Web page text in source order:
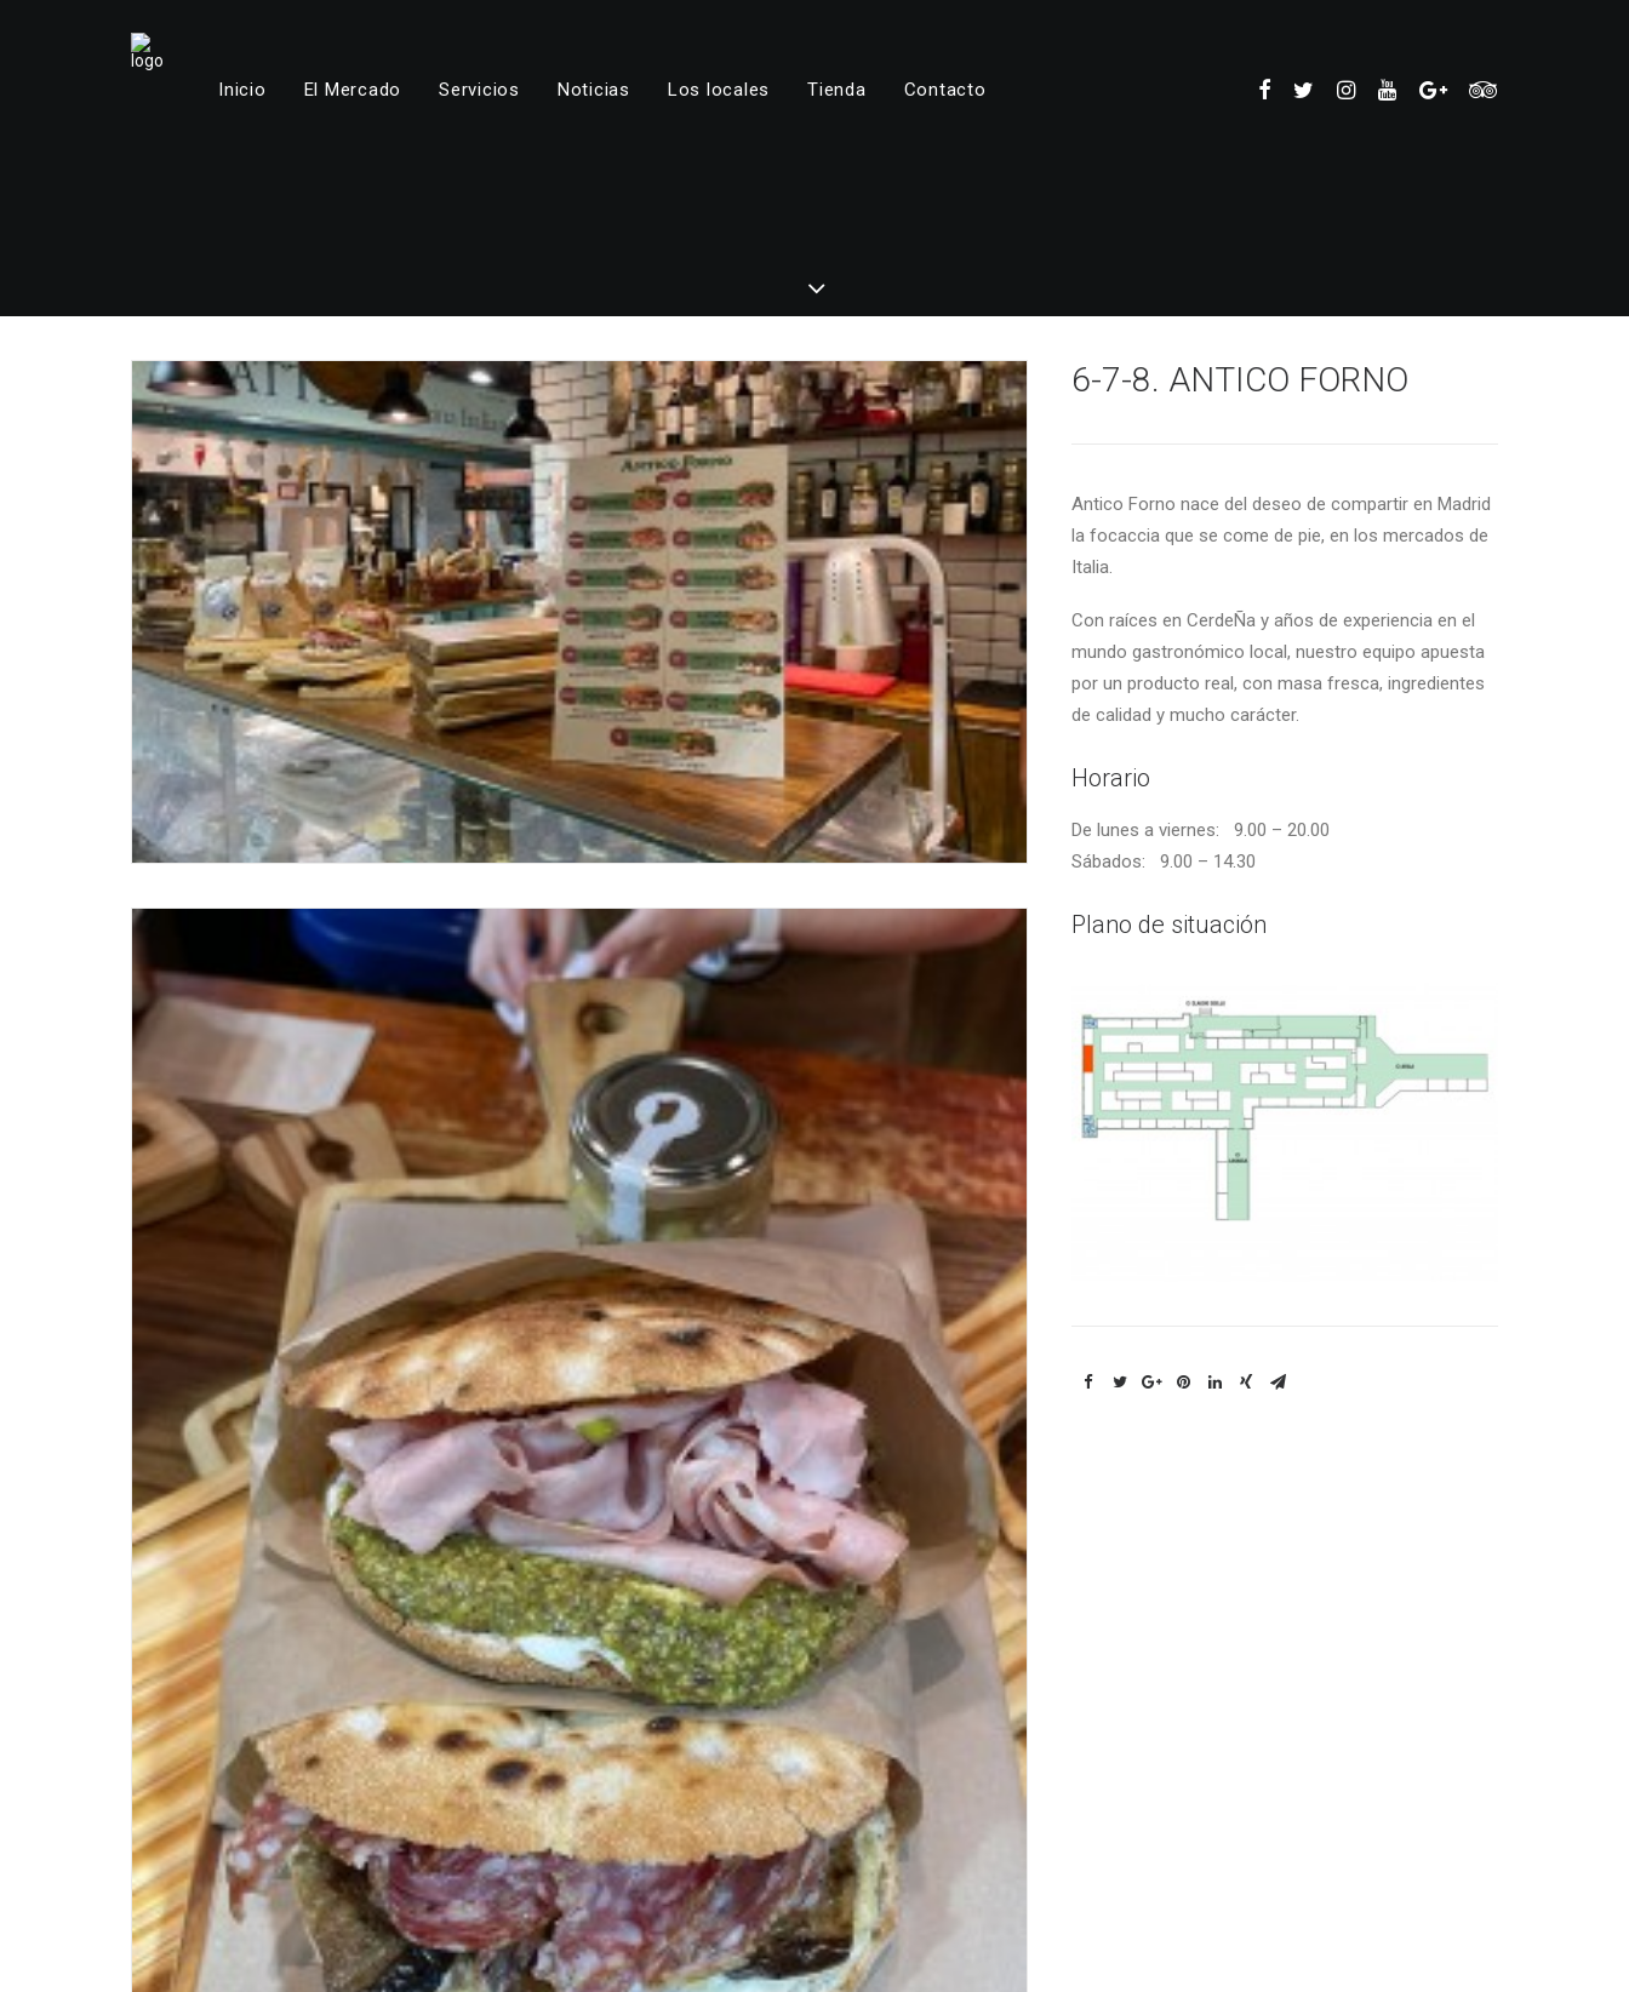
Inicio El Mercado Servicios Noticias Los locales Tienda Contacto
6-7-8. ANTICO FORNO
Antico Forno nace del deseo de compartir en Madrid
la focaccia que se come de pie, en los mercados de
Italia.
Con raíces en CerdeÑa y años de experiencia en el
mundo gastronómico local, nuestro equipo apuesta
por un producto real, con masa fresca, ingredientes
de calidad y mucho carácter.
Horario
De lunes a viernes: 9.00 – 20.00
Sábados: 9.00 – 14.30
Plano de situación